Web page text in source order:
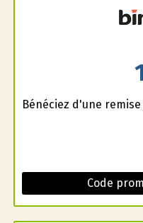
Bénéficiez d'une
Code